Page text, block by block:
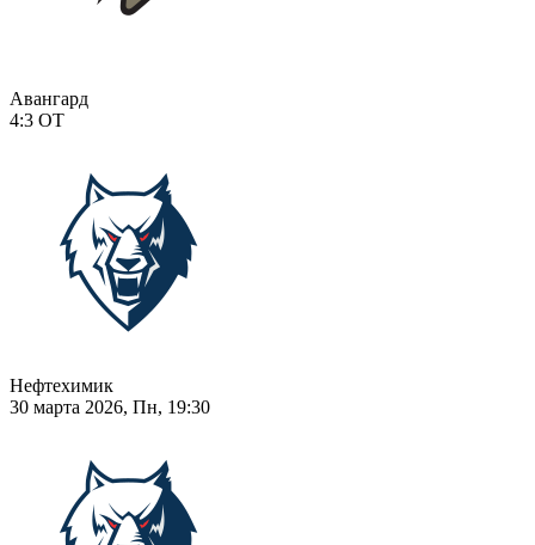
Авангард
4:3 ОТ
Нефтехимик
30 марта 2026, Пн, 19:30